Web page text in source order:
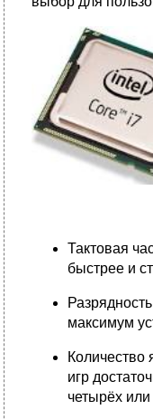
Тактовая
быстрее и
максимум
Количество
игр
четырёх